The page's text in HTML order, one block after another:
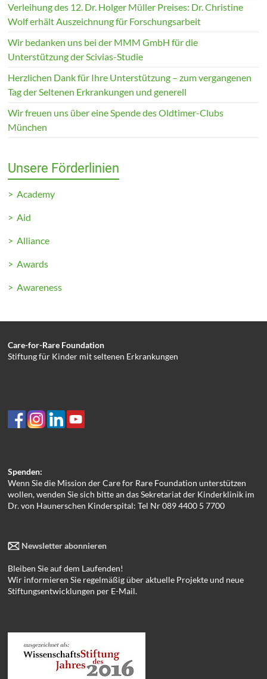
Verleihung des 12. Dr. Holger Müller Preises: Dr. Christine
Wolf erhält Auszeichnung für Forschungsarbeit
Wir bedanken uns bei der MMM GmbH für die
Unterstützung der Scivias-Studie
Herzlichen Dank für Ihre Unterstützung – zum vergangenen
Tag der Seltenen Erkrankungen und generell
Wir freuen uns über eine Spende des Oldtimer-Clubs
München
Unsere Förderlinien
> Academy
> Aid
> Alliance
> Awards
> Awareness
Care-for-Rare Foundation
Stiftung für Kinder mit seltenen Erkrankungen
Spenden:
Wenn Sie die Mission der Care for Rare Foundation unterstützen
wollen, wenden Sie sich bitte an das Sekretariat der Kinderklinik im
Dr. von Haunerschen Kinderspital: Tel Nr 089 4400 5 7700
Newsletter abonnieren
Bleiben Sie auf dem Laufenden!
Wir informieren Sie regelmäßig über aktuelle Projekte und neue
Stiftungsentwicklungen per E-Mail.